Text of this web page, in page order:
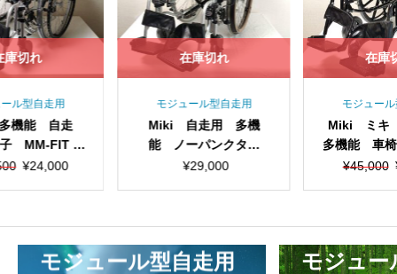
ル型自走用
能 自走
MM-FIT Hi
22元
格
は
¥26,500
¥24,000
現
価
格
切れ
モジュール型自走用
Miki 自走用 多機
能 ノーパンクタイ
ヤ 車椅子 skt-1000
¥29,000
在庫切れ
モジュール
Miki ミ
多機能 車
¥45,000元
格
は
¥
現
価
格
は
在庫
モジュール型自走用 モジュー